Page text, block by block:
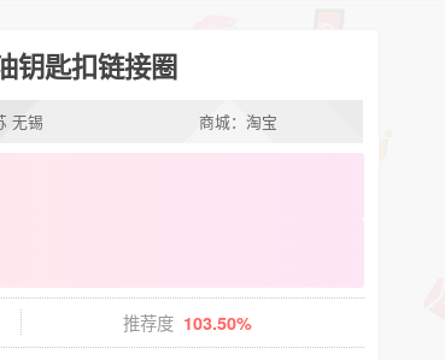
钥匙扣链接圈
无锡 商城：淘宝
推荐度 103.50%